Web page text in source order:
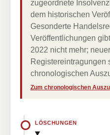
zugeordnete
dem historischen
Gesonderte
Veröffentlichungen
2022 nicht mehr;
Registereintragungen
chronologischen
Zum chronologischen
LÖSCHUNGEN